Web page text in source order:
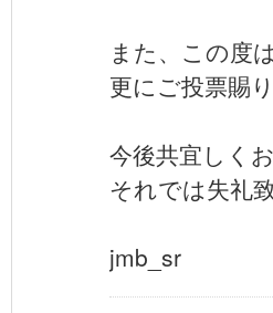
また、この度
更にご投票賜
今後共宜しく
それでは失礼
jmb_sr